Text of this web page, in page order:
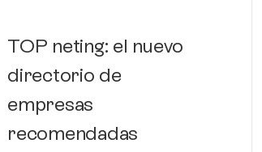
TOP neting: el nuevo
directorio de
empresas
recomendadas